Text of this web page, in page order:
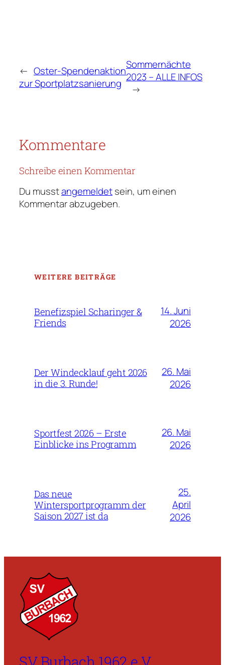
← Oster-Spendenaktion
zur Sportplatzsanierung
Sommernächte
2023 – ALLE INFOS
→
Kommentare
Schreibe einen Kommentar
Du musstangemeldetsein, um einen
Kommentar abzugeben.
WEITERE BEITRÄGE
Benefizspiel Scharinger &
Friends
14. Juni
2026
Der Windecklauf geht 2026
in die 3. Runde!
26. Mai
2026
Sportfest 2026 – Erste
Einblicke ins Programm
26. Mai
2026
Das neue
Wintersportprogramm der
Saison 2027 ist da
25.
April
2026